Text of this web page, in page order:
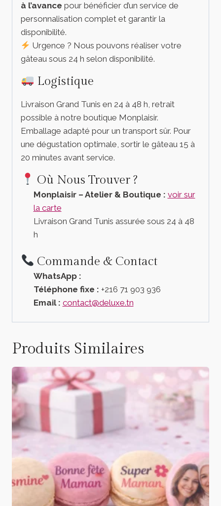
à l’avance pour bénéficier d’un service de
personnalisation complet et garantir la
disponibilité.
Urgence ? Nous pouvons réaliser votre
gâteau sous 24 h selon disponibilité.
Logistique
Livraison Grand Tunis en 24 à 48 h, retrait
possible à notre boutique Monplaisir.
Emballage adapté pour un transport sûr. Pour
une dégustation optimale, sortir le gâteau 15 à
20 minutes avant service.
Où Nous Trouver ?
Monplaisir – Atelier & Boutique : voir sur
la carte
Livraison Grand Tunis assurée sous 24 à 48
h
Commande & Contact
WhatsApp :
Téléphone fixe : +216 71 903 936
Email : contact@deluxe.tn
Produits Similaires